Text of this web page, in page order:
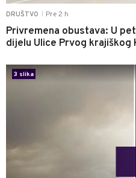
DRUŠTVO Pre 2 h
Privremena obustava: U
dijelu Ulice Prvog krajiškog
3 slika